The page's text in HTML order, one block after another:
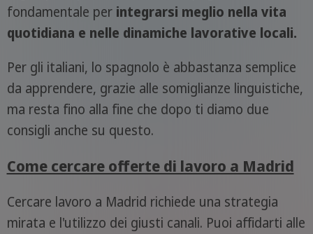
fondamentale per integrarsi meglio nella vita
quotidiana e nelle dinamiche lavorative locali.
Per gli italiani, lo spagnolo è abbastanza semplice
da apprendere, grazie alle somiglianze linguistiche,
ma resta fino alla fine che dopo ti diamo due
consigli anche su questo.
Come cercare offerte di lavoro a Madrid
Cercare lavoro a Madrid richiede una strategia
mirata e l'utilizzo dei giusti canali. Puoi affidarti alle